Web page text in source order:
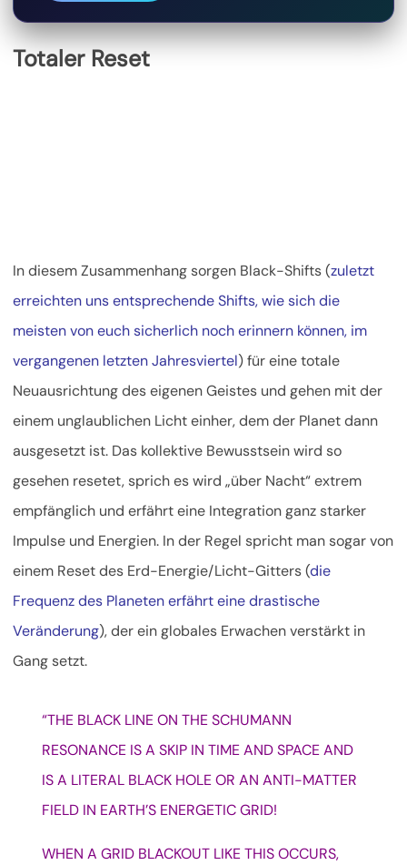
Totaler Reset
In diesem Zusammenhang sorgen Black-Shifts (zuletzt
erreichten uns entsprechende Shifts, wie sich die
meisten von euch sicherlich noch erinnern können, im
vergangenen letzten Jahresviertel) für eine totale
Neuausrichtung des eigenen Geistes und gehen mit der
einem unglaublichen Licht einher, dem der Planet dann
ausgesetzt ist. Das kollektive Bewusstsein wird so
gesehen resetet, sprich es wird „über Nacht“ extrem
empfänglich und erfährt eine Integration ganz starker
Impulse und Energien. In der Regel spricht man sogar von
einem Reset des Erd-Energie/Licht-Gitters (die
Frequenz des Planeten erfährt eine drastische
Veränderung), der ein globales Erwachen verstärkt in
Gang setzt.
“THE BLACK LINE ON THE SCHUMANN
RESONANCE IS A SKIP IN TIME AND SPACE AND
IS A LITERAL BLACK HOLE OR AN ANTI-MATTER
FIELD IN EARTH’S ENERGETIC GRID!
WHEN A GRID BLACKOUT LIKE THIS OCCURS,